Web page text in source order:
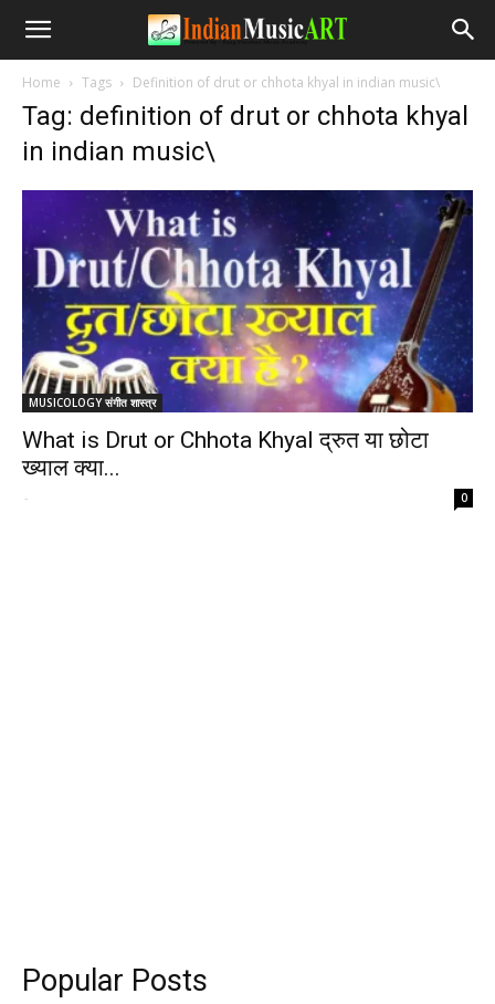
Home Tags Definition of drut or chhota khyal in indian music\
Tag: definition of drut or chhota khyal
in indian music\
MUSICOLOGY संगीत शास्त्र
What is Drut or Chhota Khyal द्रुत या छोटा
ख्याल क्या...
- 0
Popular Posts